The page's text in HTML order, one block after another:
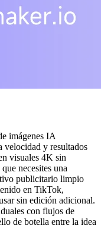
imágenes IA
velocidad y resultados
visuales 4K sin
necesites una
publicitario limpio
en TikTok,
sin edición adicional.
con flujos de
de botella entre la idea